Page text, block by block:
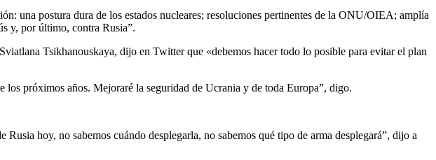
una postura dura de los estados nucleares; resoluciones pertinentes de la ONU/OIEA; amplía
y, por último, contra Rusia”.
Tsikhanouskaya, dijo en Twitter que «debemos hacer todo lo posible para evitar el plan
próximos años. Mejoraré la seguridad de Ucrania y de toda Europa”, digo.
hoy, no sabemos cuándo desplegarla, no sabemos qué tipo de arma desplegará”, dijo a